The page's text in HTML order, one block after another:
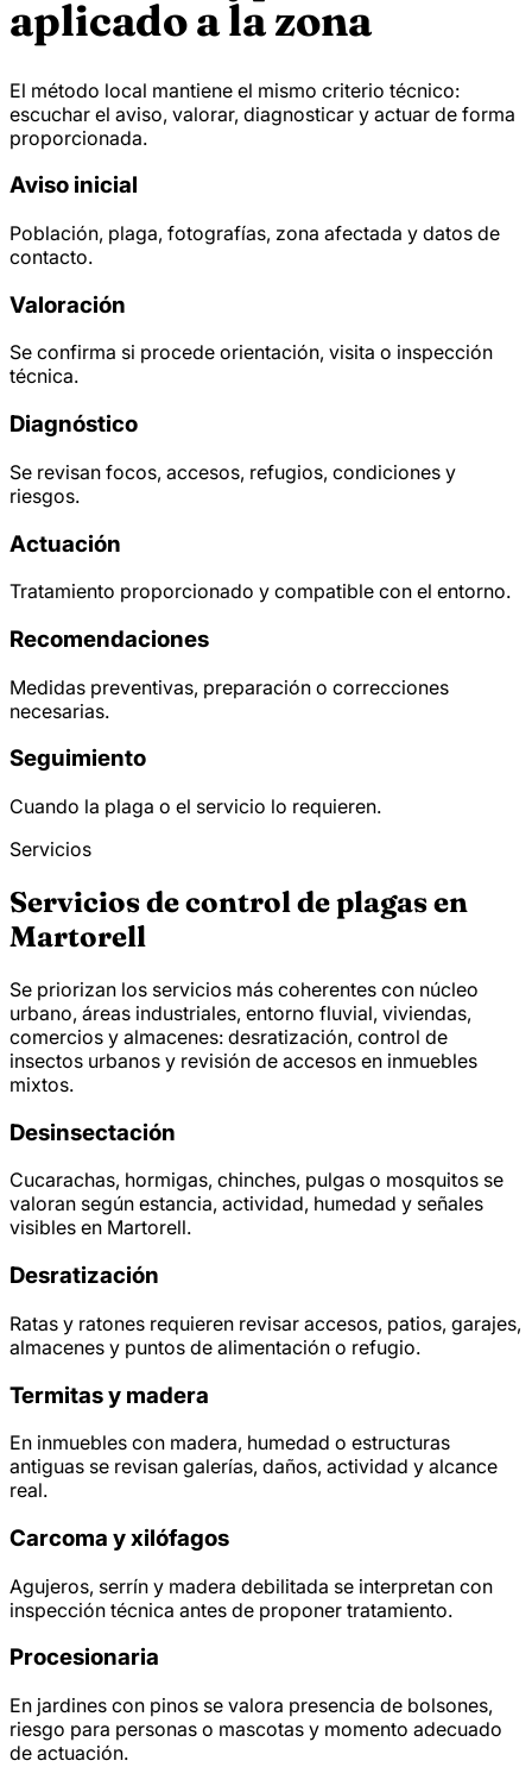
aplicado a la zona
El método local mantiene el mismo criterio técnico:
escuchar el aviso, valorar, diagnosticar y actuar de forma
proporcionada.
Aviso inicial
Población, plaga, fotografías, zona afectada y datos de
contacto.
Valoración
Se confirma si procede orientación, visita o inspección
técnica.
Diagnóstico
Se revisan focos, accesos, refugios, condiciones y
riesgos.
Actuación
Tratamiento proporcionado y compatible con el entorno.
Recomendaciones
Medidas preventivas, preparación o correcciones
necesarias.
Seguimiento
Cuando la plaga o el servicio lo requieren.
Servicios
Servicios de control de plagas en
Martorell
Se priorizan los servicios más coherentes con núcleo
urbano, áreas industriales, entorno fluvial, viviendas,
comercios y almacenes: desratización, control de
insectos urbanos y revisión de accesos en inmuebles
mixtos.
Desinsectación
Cucarachas, hormigas, chinches, pulgas o mosquitos se
valoran según estancia, actividad, humedad y señales
visibles en Martorell.
Desratización
Ratas y ratones requieren revisar accesos, patios, garajes,
almacenes y puntos de alimentación o refugio.
Termitas y madera
En inmuebles con madera, humedad o estructuras
antiguas se revisan galerías, daños, actividad y alcance
real.
Carcoma y xilófagos
Agujeros, serrín y madera debilitada se interpretan con
inspección técnica antes de proponer tratamiento.
Procesionaria
En jardines con pinos se valora presencia de bolsones,
riesgo para personas o mascotas y momento adecuado
de actuación.